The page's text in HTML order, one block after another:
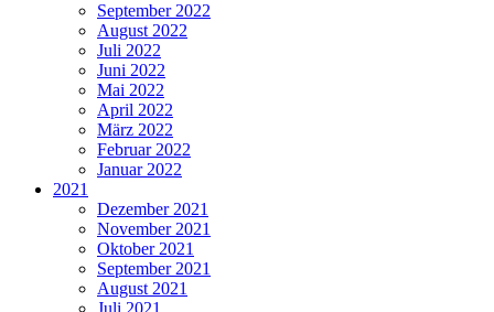
September 2022
August 2022
Juli 2022
Juni 2022
Mai 2022
April 2022
März 2022
Februar 2022
Januar 2022
2021
Dezember 2021
November 2021
Oktober 2021
September 2021
August 2021
Juli 2021